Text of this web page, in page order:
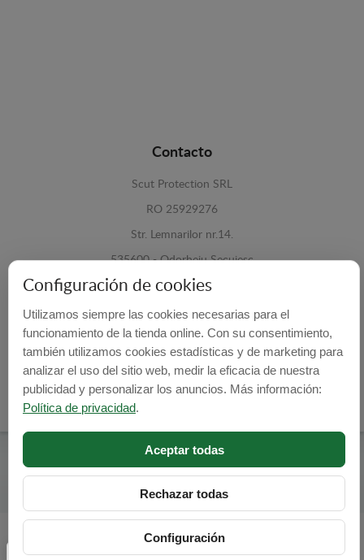
Contacto
Scut Protection SRL
RO 25929276
Str. Lemnarilor nr.14.
535600 - Odorheiu Secuiesc
Harghita, Romania
E-mail: info@cubrecarter.com
Site: www.cubrecarter.com
Configuración de cookies
Utilizamos siempre las cookies necesarias para el
funcionamiento de la tienda online. Con su consentimiento,
también utilizamos cookies estadísticas y de marketing para
analizar el uso del sitio web, medir la eficacia de nuestra
publicidad y personalizar los anuncios. Más información:
Política de privacidad.
Aceptar todas
Rechazar todas
Configuración
Configuración de cookies